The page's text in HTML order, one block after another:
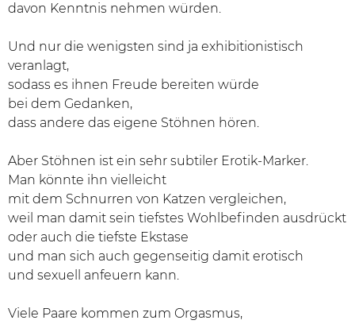
davon Kenntnis nehmen würden.
Und nur die wenigsten sind ja exhibitionistisch
veranlagt,
sodass es ihnen Freude bereiten würde
bei dem Gedanken,
dass andere das eigene Stöhnen hören.
Aber Stöhnen ist ein sehr subtiler Erotik-Marker.
Man könnte ihn vielleicht
mit dem Schnurren von Katzen vergleichen,
weil man damit sein tiefstes Wohlbefinden ausdrückt
oder auch die tiefste Ekstase
und man sich auch gegenseitig damit erotisch
und sexuell anfeuern kann.
Viele Paare kommen zum Orgasmus,